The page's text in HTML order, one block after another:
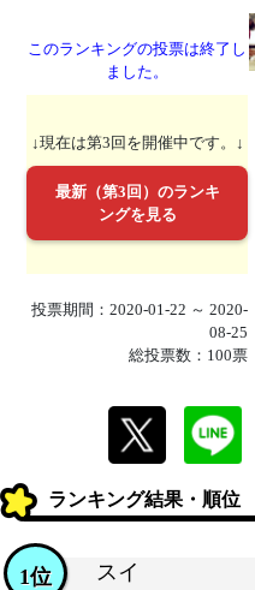
このランキングの投票は終了し
ました。
↓現在は第3回を開催中です。↓
最新（第3回）のランキ
ングを見る
投票期間：2020-01-22 ～ 2020-
08-25
総投票数：100票
ランキング結果・順位
スイ
1位